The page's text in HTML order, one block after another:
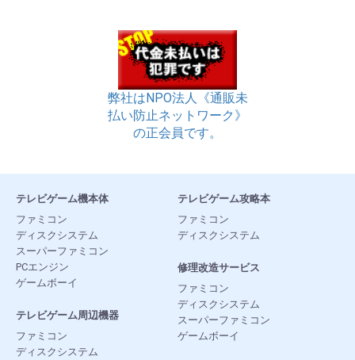
弊社はNPO法人《通販未
払い防止ネットワーク》
の正会員です。
テレビゲーム機本体
ファミコン
ディスクシステム
スーパーファミコン
PCエンジン
ゲームボーイ
テレビゲーム周辺機器
ファミコン
ディスクシステム
テレビゲーム攻略本
ファミコン
ディスクシステム
修理改造サービス
ファミコン
ディスクシステム
スーパーファミコン
ゲームボーイ